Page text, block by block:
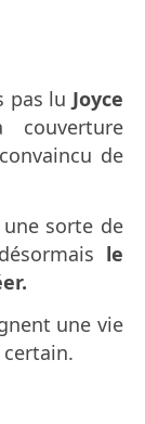
pas lu Joyce
de
sorte de
le
une vie
certain.